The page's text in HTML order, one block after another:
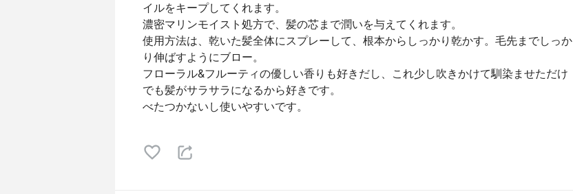
イルをキープしてくれます。
濃密マリンモイスト処方で、髪の芯まで潤いを与えてくれます。
使用方法は、乾いた髪全体にスプレーして、根本からしっかり乾かす。毛先までしっか
り伸ばすようにブロー。
フローラル&フルーティの優しい香りも好きだし、これ少し吹きかけて馴染ませただけ
でも髪がサラサラになるから好きです。
べたつかないし使いやすいです。